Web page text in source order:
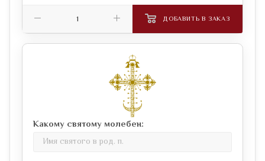
Какому святому молебен:
ДОБАВИТЬ В ЗАКАЗ